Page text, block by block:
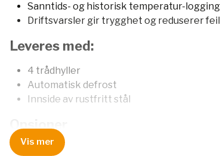
Sanntids- og historisk temperatur-logging
Driftsvarsler gir trygghet og reduserer
Leveres med:
4 trådhyller
Automatisk defrost
Innside av rustfritt stål
Opsjoner
Battery backup inntil 72 timer
Vis mer